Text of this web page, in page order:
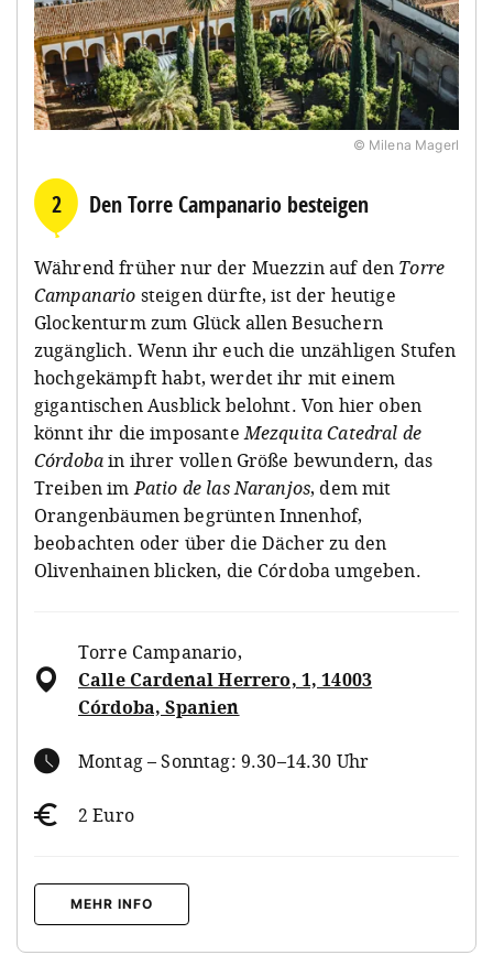
© Milena Magerl
2 Den Torre Campanario besteigen
Während früher nur der Muezzin auf den Torre
Campanario steigen dürfte, ist der heutige
Glockenturm zum Glück allen Besuchern
zugänglich. Wenn ihr euch die unzähligen Stufen
hochgekämpft habt, werdet ihr mit einem
gigantischen Ausblick belohnt. Von hier oben
könnt ihr die imposanteMezquita Catedral de
Córdobain ihrer vollen Größe bewundern, das
Treiben imPatio de las Naranjos, dem mit
Orangenbäumen begrünten Innenhof,
beobachten oder über die Dächer zu den
Olivenhainen blicken, die Córdoba umgeben.
Torre Campanario,
Calle Cardenal Herrero, 1, 14003
Córdoba, Spanien
Montag – Sonntag: 9.30–14.30 Uhr
2 Euro
MEHR INFO